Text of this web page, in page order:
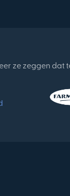
ze zeggen dat